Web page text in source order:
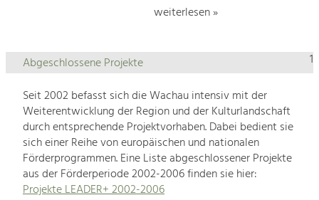
weiterlesen »
1
Abgeschlossene Projekte
Seit 2002 befasst sich die Wachau intensiv mit der
Weiterentwicklung der Region und der Kulturlandschaft
durch entsprechende Projektvorhaben. Dabei bedient sie
sich einer Reihe von europäischen und nationalen
Förderprogrammen. Eine Liste abgeschlossener Projekte
aus der Förderperiode 2002-2006 finden sie hier:
Projekte LEADER+ 2002-2006